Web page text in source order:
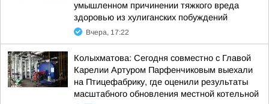
умышленном причинении тяжкого вреда
здоровью из хулиганских побуждений
Вчера, 17:22
Колыхматова: Сегодня совместно с Главой
Карелии Артуром Парфенчиковым выехали
на Птицефабрику, где оценили результаты
масштабного обновления местной котельной